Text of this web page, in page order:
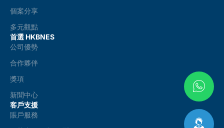
個案分享
多元觀點
首選 HKBNES
公司優勢
合作夥伴
獎項
新聞中心
客戶支援
賬戶服務